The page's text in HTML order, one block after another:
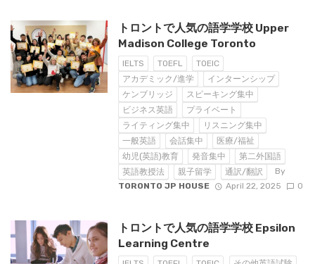
トロントで人気の語学学校 Upper
Madison College Toronto
IELTS TOEFL
TOEIC
アカデミック/進学
インターンシップ
ケンブリッジ
スピーキング集中
ビジネス英語
プライベート
ライティング集中
リスニング集中
一般英語
会話集中
医療/福祉
幼児(英語)教育
発音集中
第二外国語
英語教授法
親子留学 通訳/翻訳
By
TORONTO JP HOUSE
April 22, 2025 0
トロントで人気の語学学校 Epsilon
Learning Centre